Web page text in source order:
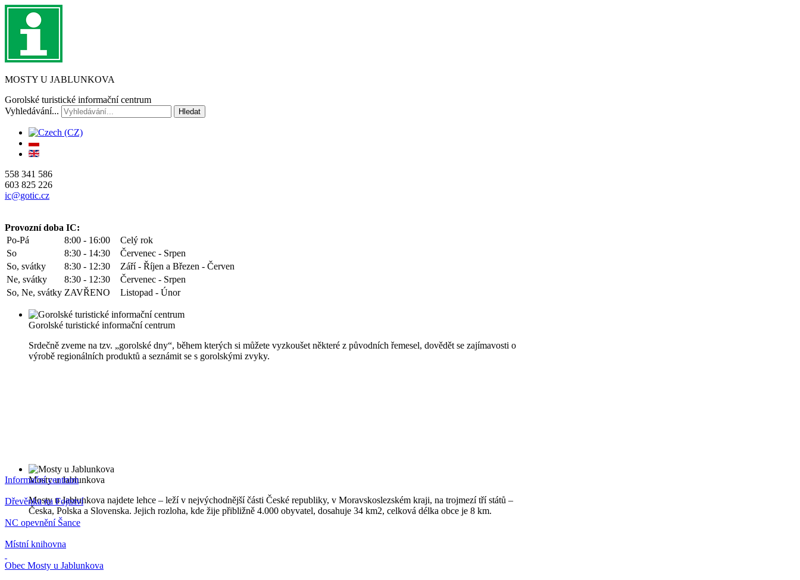
MOSTY U JABLUNKOVA
Gorolské turistické informační centrum
Vyhledávání...
Hledat
558 341 586
603 825 226
ic@gotic.cz
Provozní doba IC:
Po-Pá
8:00 - 16:00
Celý rok
So
8:30 - 14:30
Červenec - Srpen
So, svátky
8:30 - 12:30
Září - Říjen a Březen - Červen
Ne, svátky
8:30 - 12:30
Červenec - Srpen
So, Ne, svátky ZAVŘENO Listopad - Únor
Gorolské turistické informační centrum
Srdečně zveme na tzv. „gorolské dny“, během kterých si můžete vyzkoušet některé z původních řemesel, dovědět se zajímavosti o
výrobě regionálních produktů a seznámit se s gorolskými zvyky.
Mosty u Jablunkova
Mosty u Jablunkova najdete lehce – leží v nejvýchodnější části České republiky, v Moravskoslezském kraji, na trojmezí tří států –
Česka, Polska a Slovenska. Jejich rozloha, kde žije přibližně 4.000 obyvatel, dosahuje 34 km2, celková délka obce je 8 km.
Informační centrum
Dřevěnka na Fojtství
NC opevnění Šance
Místní knihovna
Obec Mosty u Jablunkova